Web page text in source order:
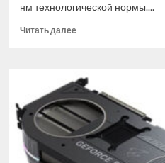
нм технологической нормы....
Читать далееПрочитать
создала
первую
в
мире
пластину
с